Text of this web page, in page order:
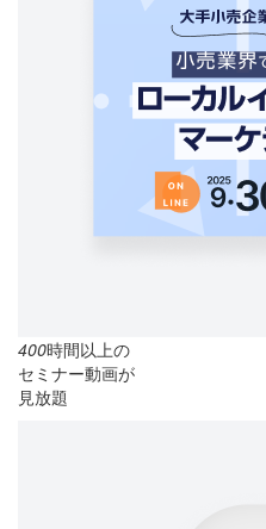
400時間以上の
セミナー動画が
見放題